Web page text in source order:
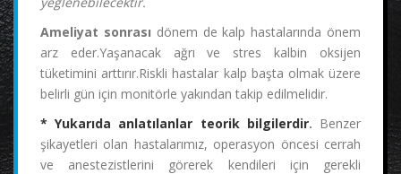
Ameliyat sonrası dönem de kalp hastalarında önem
arz eder.Yaşanacak ağrı ve stres kalbin oksijen
tüketimini arttırır.Riskli hastalar kalp başta olmak üzere
belirli gün için monitörle yakından takip edilmelidir.
* Yukarıda anlatılanlar teorik bilgilerdir. Benzer
şikayetleri olan hastalarımız, operasyon öncesi cerrah
ve anestezistlerini görerek kendileri için gerekli